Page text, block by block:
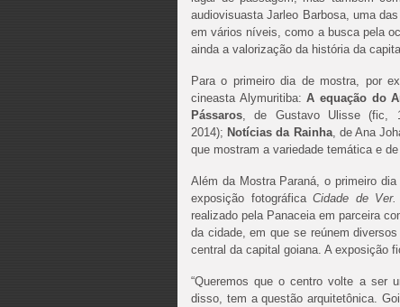
audiovisuasta Jarleo Barbosa, uma
em vários níveis, como a busca pela
ainda a valorização da história da
Para o primeiro dia de mostra, por
cineasta Alymuritiba:A equação do
Pássaros, de Gustavo Ulisse (fic,
2014); Notícias da Rainha, de Ana
que mostram a variedade temática e
Além da Mostra Paraná, o primeiro
exposição fotográficaCidade de
realizado pela Panaceia em parceira
da cidade, em que se reúnem
central da capital goiana. A exposição
“Queremos que o centro volte a ser
disso, tem a questão arquitetônica.